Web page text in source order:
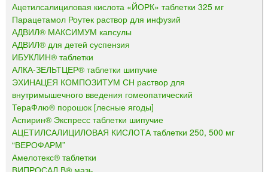
Ацетилсалициловая кислота «ЙОРК» таблетки 325 мг
Парацетамол Роутек раствор для инфузий
АДВИЛ® МАКСИМУМ капсулы
АДВИЛ® для детей суспензия
ИБУКЛИН® таблетки
АЛКА-ЗЕЛЬТЦЕР® таблетки шипучие
ЭХИНАЦЕЯ КОМПОЗИТУМ СН раствор для
внутримышечного введения гомеопатический
ТераФлю® порошок [лесные ягоды]
Аспирин® Экспресс таблетки шипучие
АЦЕТИЛСАЛИЦИЛОВАЯ КИСЛОТА таблетки 250, 500 мг
“ВЕРОФАРМ”
Амелотекс® таблетки